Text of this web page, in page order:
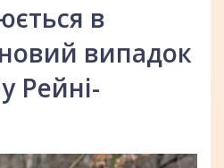
в
випадок
Рейні-